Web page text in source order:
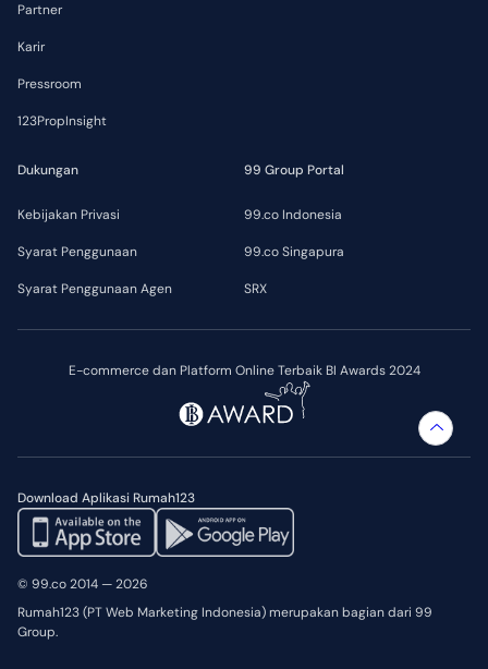
E-commerce dan Platform Online Terbaik BI Awards 2024
Download Aplikasi Rumah123
Partner
Karir
Pressroom
123PropInsight
Dukungan
Kebijakan Privasi
Syarat Penggunaan
Syarat Penggunaan Agen
99 Group Portal
99.co Indonesia
99.co Singapura
SRX
© 99.co 2014 — 2026
Rumah123 (PT Web Marketing Indonesia) merupakan bagian dari 99
Group.